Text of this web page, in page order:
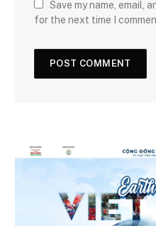
Save my name, email,
for the next time I